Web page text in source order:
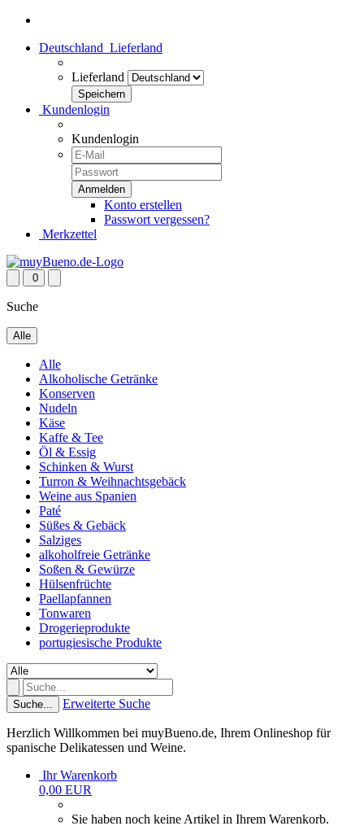
Deutschland Lieferland
Lieferland
Kundenlogin
Kundenlogin
Konto erstellen
Passwort vergessen?
Merkzettel
0
Suche
Alle
Alle
Alkoholische Getränke
Konserven
Nudeln
Käse
Kaffe & Tee
Öl & Essig
Schinken & Wurst
Turron & Weihnachtsgebäck
Weine aus Spanien
Paté
Süßes & Gebäck
Salziges
alkoholfreie Getränke
Soßen & Gewürze
Hülsenfrüchte
Paellapfannen
Tonwaren
Drogerieprodukte
portugiesische Produkte
Suche... Erweiterte Suche
Herzlich Willkommen bei muyBueno.de, Ihrem Onlineshop für
spanische Delikatessen und Weine.
Ihr Warenkorb
0,00 EUR
Sie haben noch keine Artikel in Ihrem Warenkorb.